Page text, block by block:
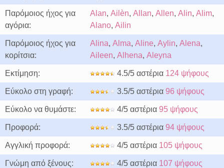
Παρόμοιος ήχος για
αγόρια:
Alan, Ailèn, Allan, Allen, Alin, Alim,
Alano, Ailin
Παρόμοιος ήχος για
κορίτσια:
Alina, Alma, Aline, Aylin, Alena,
Aileen, Alhena, Aleyna
Εκτίμηση: 4.5/5 αστέρια 124 ψήφους
Εύκολο στη γραφή: 3.5/5 αστέρια 96 ψήφους
Εύκολο να θυμάστε: 4/5 αστέρια 95 ψήφους
Προφορά: 3.5/5 αστέρια 94 ψήφους
Αγγλική προφορά: 4/5 αστέρια 105 ψήφους
Γνώμη από ξένους: 4/5 αστέρια 107 ψήφους